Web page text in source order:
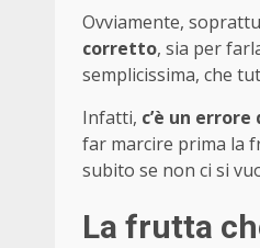
Ovviamente,
corretto, sia per
semplicissima, che
Infatti, c’è un
far marcire prima la
subito se non ci si
La frutta